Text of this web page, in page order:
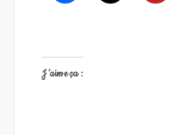
J’aime ça :